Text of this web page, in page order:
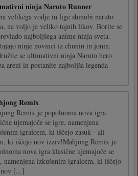
ninja Naruto Runner
velikega vodje in lige shinobi naruto
na voljo je veliko tajnih likov. Borite se
najboljšega anime ninja sveta.
ninje novinci iz chunin in jonin.
se ultimativni ninja Naruto hero
areni in postanite najboljša legenda
Remix
Remix je popolnoma nova igra
ujemajoče se igre, namenjena
igralcem, ki iščejo zasuk - ali
ki iščejo nov izziv!Mahjong Remix je
nova igra klasične ujemajoče se
namenjena izkušenim igralcem, ki iščejo
nov [...]